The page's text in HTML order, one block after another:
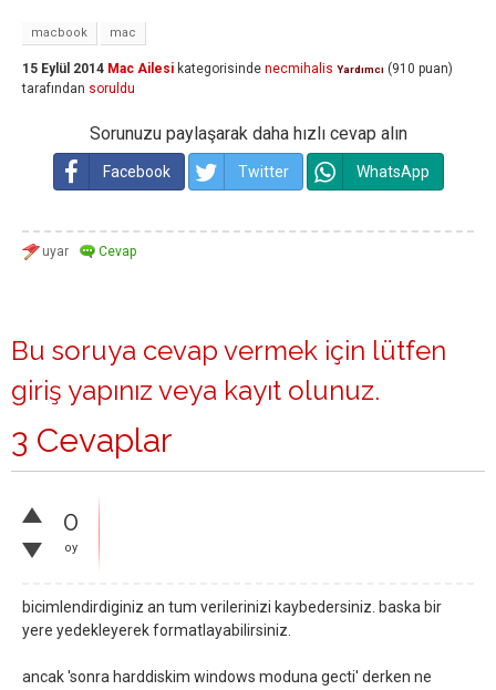
macbook mac
15 Eylül 2014 Mac Ailesi kategorisinde necmihalis Yardımcı (910 puan)
tarafından soruldu
Sorunuzu paylaşarak daha hızlı cevap alın
Facebook Twitter WhatsApp
Bu soruya cevap vermek için lütfen
giriş yapınız veya kayıt olunuz.
3 Cevaplar
0
oy
bicimlendirdiginiz an tum verilerinizi kaybedersiniz. baska bir
yere yedekleyerek formatlayabilirsiniz.
ancak 'sonra harddiskim windows moduna gecti' derken ne